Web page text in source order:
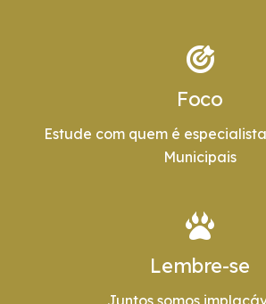
Foco
Estude com quem é
Municipais
Lembre-se
Juntos somos